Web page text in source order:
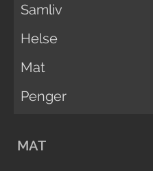
Samliv
Helse
Mat
Penger
MAT